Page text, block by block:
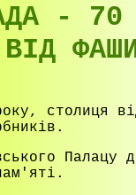
- 70
столиця
Палацу